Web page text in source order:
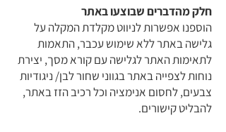
חלק מהדברים שבוצעו באתר
הוספנו אפשרות לניווט מקלדת המקלה על
גלישה באתר ללא שימוש עכבר, התאמות
לתאימות האתר לגלישה עם קורא מסך, יצירת
נוחות לצפייה באתר בגווני שחור לבן/ ניגודיות
צבעים, לחסום אנימציה וכל רכיב הזז באתר,
להבליט קישורים.